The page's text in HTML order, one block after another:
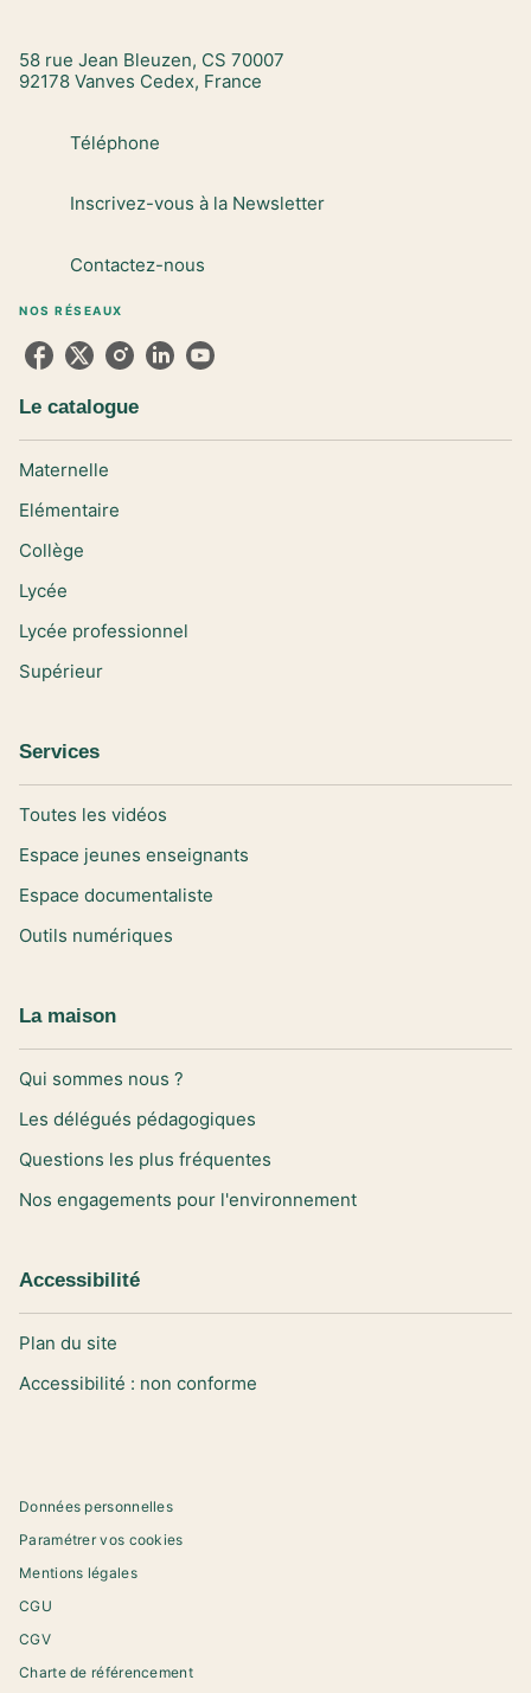
58 rue Jean Bleuzen, CS 70007
92178 Vanves Cedex, France
Téléphone
Inscrivez-vous à la Newsletter
Contactez-nous
NOS RÉSEAUX
Le catalogue
Maternelle
Elémentaire
Collège
Lycée
Lycée professionnel
Supérieur
Services
Toutes les vidéos
Espace jeunes enseignants
Espace documentaliste
Outils numériques
La maison
Qui sommes nous ?
Les délégués pédagogiques
Questions les plus fréquentes
Nos engagements pour l'environnement
Accessibilité
Plan du site
Accessibilité : non conforme
Données personnelles
Paramétrer vos cookies
Mentions légales
CGU
CGV
Charte de référencement